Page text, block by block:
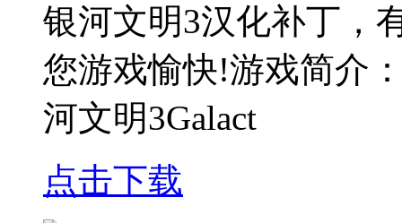
银河文明3汉化补丁，
您游戏愉快!游戏简介
河文明3Galact
点击下载